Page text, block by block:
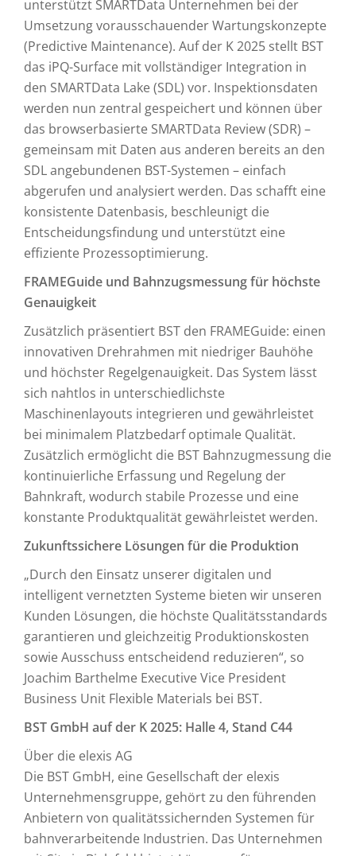
unterstützt SMARTData Unternehmen bei der
Umsetzung vorausschauender Wartungskonzepte
(Predictive Maintenance). Auf der K 2025 stellt BST
das iPQ-Surface mit vollständiger Integration in
den SMARTData Lake (SDL) vor. Inspektionsdaten
werden nun zentral gespeichert und können über
das browserbasierte SMARTData Review (SDR) –
gemeinsam mit Daten aus anderen bereits an den
SDL angebundenen BST-Systemen – einfach
abgerufen und analysiert werden. Das schafft eine
konsistente Datenbasis, beschleunigt die
Entscheidungsfindung und unterstützt eine
effiziente Prozessoptimierung.
FRAMEGuide und Bahnzugsmessung für höchste
Genauigkeit
Zusätzlich präsentiert BST den FRAMEGuide: einen
innovativen Drehrahmen mit niedriger Bauhöhe
und höchster Regelgenauigkeit. Das System lässt
sich nahtlos in unterschiedlichste
Maschinenlayouts integrieren und gewährleistet
bei minimalem Platzbedarf optimale Qualität.
Zusätzlich ermöglicht die BST Bahnzugmessung die
kontinuierliche Erfassung und Regelung der
Bahnkraft, wodurch stabile Prozesse und eine
konstante Produktqualität gewährleistet werden.
Zukunftssichere Lösungen für die Produktion
„Durch den Einsatz unserer digitalen und
intelligent vernetzten Systeme bieten wir unseren
Kunden Lösungen, die höchste Qualitätsstandards
garantieren und gleichzeitig Produktionskosten
sowie Ausschuss entscheidend reduzieren“, so
Joachim Barthelme Executive Vice President
Business Unit Flexible Materials bei BST.
BST GmbH auf der K 2025: Halle 4, Stand C44
Über die elexis AG
Die BST GmbH, eine Gesellschaft der elexis
Unternehmensgruppe, gehört zu den führenden
Anbietern von qualitätssichernden Systemen für
bahnverarbeitende Industrien. Das Unternehmen